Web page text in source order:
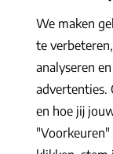
Privacy
© 2026 Poiesz
We maken
te
analyseren
advertenties.
en hoe jij